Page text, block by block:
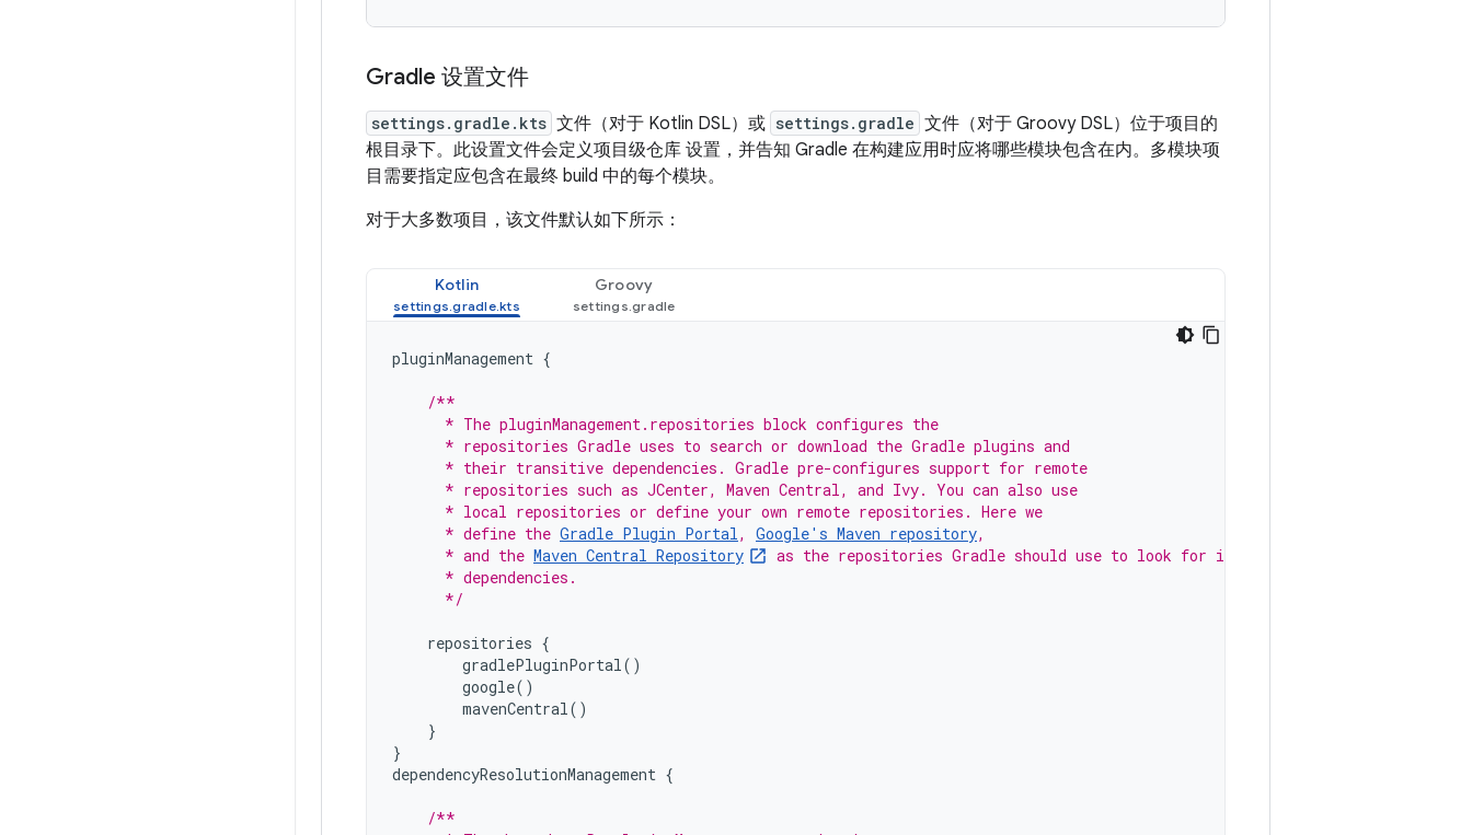
Gradle 设置文件
settings.gradle.kts 文件（对于 Kotlin DSL）或 settings.gradle 文件（对于 Groovy DSL）位于项目的
根目录下。此设置文件会定义项目级仓库 设置，并告知 Gradle 在构建应用时应将哪些模块包含在内。多模块项
目需要指定应包含在最终 build 中的每个模块。
对于大多数项目，该文件默认如下所示：
Kotlin Groovy
pluginManagement {
/**
      * The pluginManagement.repositories block configures the
      * repositories Gradle uses to search or download the Gradle plugins and
      * their transitive dependencies. Gradle pre-configures support for remote
      * repositories such as JCenter, Maven Central, and Ivy. You can also use
      * local repositories or define your own remote repositories. Here we
      * define the
Gradle Plugin Portal, Google's Maven repository,
      * and the
Maven Central Repository
as the repositories Gradle should use to look for its
      * dependencies.
      */
repositories {
gradlePluginPortal()
google()
mavenCentral()
}
}
dependencyResolutionManagement {
/**